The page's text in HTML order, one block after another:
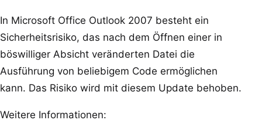
In Microsoft Office Outlook 2007 besteht ein
Sicherheitsrisiko, das nach dem Öffnen einer in
böswilliger Absicht veränderten Datei die
Ausführung von beliebigem Code ermöglichen
kann. Das Risiko wird mit diesem Update behoben.
Weitere Informationen: